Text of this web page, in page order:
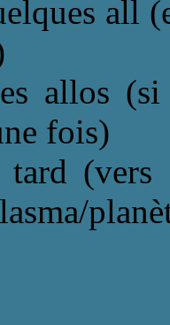
all
allos (si
fois)